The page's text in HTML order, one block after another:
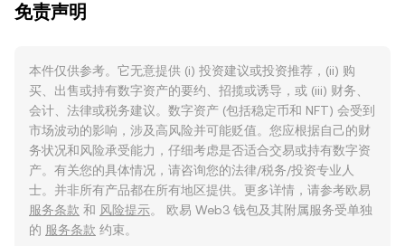
免责声明
本件仅供参考。它无意提供 (i) 投资建议或投资推荐，(ii) 购
买、出售或持有数字资产的要约、招揽或诱导，或 (iii) 财务、
会计、法律或税务建议。数字资产 (包括稳定币和 NFT) 会受到
市场波动的影响，涉及高风险并可能贬值。您应根据自己的财
务状况和风险承受能力，仔细考虑是否适合交易或持有数字资
产。有关您的具体情况，请咨询您的法律/税务/投资专业人
士。并非所有产品都在所有地区提供。更多详情，请参考欧易
服务条款 和 风险提示。 欧易 Web3 钱包及其附属服务受单独
的 服务条款 约束。